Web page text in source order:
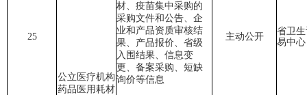
25
公立医疗机构
药品医用耗材
材、疫苗集中采购的
采购文件和公告、企
业和产品资质审核结
果、产品报价、省级
入围结果、信息变
更、备案采购、短缺
询价等信息
主动公开
省卫
易中心